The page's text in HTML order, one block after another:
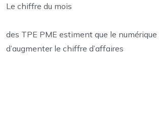
Le chiffre du mois
des TPE PME estiment que le
d’augmenter le chiffre d’affaires